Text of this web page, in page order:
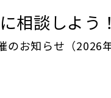
相談しよう！